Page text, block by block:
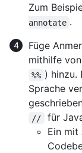
Zum
annotate .
Füge
mithilfe
%% ) hinzu.
Sprache
//
für
Ein mit